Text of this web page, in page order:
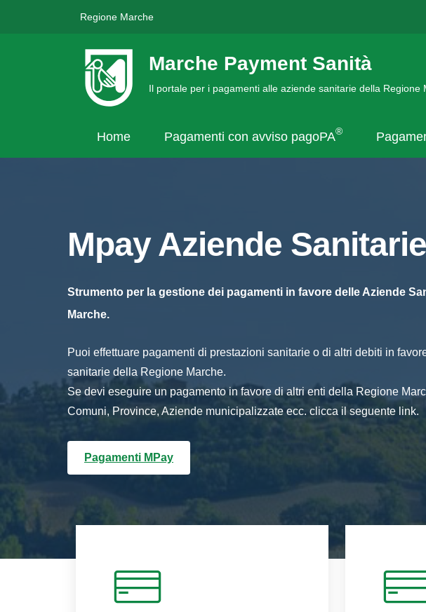
Regione Marche
Marche Payment Sanità
Il portale per i pagamenti alle aziende sanitarie della Regione
Home Pagamenti con avviso pagoPA®
Mpay Aziende Sanitarie
Strumento per la gestione dei pagamenti in favore delle Aziende
Marche.
Puoi effettuare pagamenti di prestazioni sanitarie o di altri debiti in
sanitarie della Regione Marche.
Se devi eseguire un pagamento in favore di altri enti della Regione
Comuni, Province, Aziende municipalizzate ecc. clicca il seguente link.
Pagamenti MPay